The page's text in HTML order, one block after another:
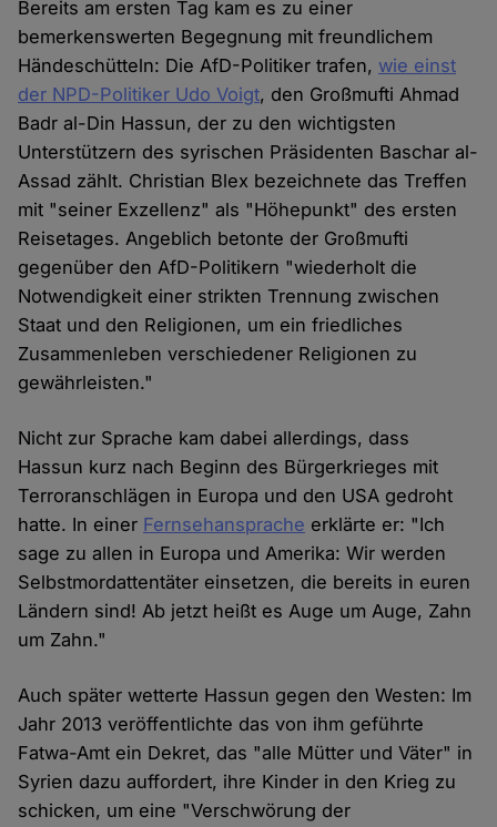
Bereits am ersten Tag kam es zu einer
bemerkenswerten Begegnung mit freundlichem
Händeschütteln: Die AfD-Politiker trafen, wie einst
der NPD-Politiker Udo Voigt, den Großmufti Ahmad
Badr al-Din Hassun, der zu den wichtigsten
Unterstützern des syrischen Präsidenten Baschar al-
Assad zählt. Christian Blex bezeichnete das Treffen
mit "seiner Exzellenz" als "Höhepunkt" des ersten
Reisetages. Angeblich betonte der Großmufti
gegenüber den AfD-Politikern "wiederholt die
Notwendigkeit einer strikten Trennung zwischen
Staat und den Religionen, um ein friedliches
Zusammenleben verschiedener Religionen zu
gewährleisten."
Nicht zur Sprache kam dabei allerdings, dass
Hassun kurz nach Beginn des Bürgerkrieges mit
Terroranschlägen in Europa und den USA gedroht
hatte. In einer Fernsehansprache erklärte er: "Ich
sage zu allen in Europa und Amerika: Wir werden
Selbstmordattentäter einsetzen, die bereits in euren
Ländern sind! Ab jetzt heißt es Auge um Auge, Zahn
um Zahn."
Auch später wetterte Hassun gegen den Westen: Im
Jahr 2013 veröffentlichte das von ihm geführte
Fatwa-Amt ein Dekret, das "alle Mütter und Väter" in
Syrien dazu auffordert, ihre Kinder in den Krieg zu
schicken, um eine "Verschwörung der